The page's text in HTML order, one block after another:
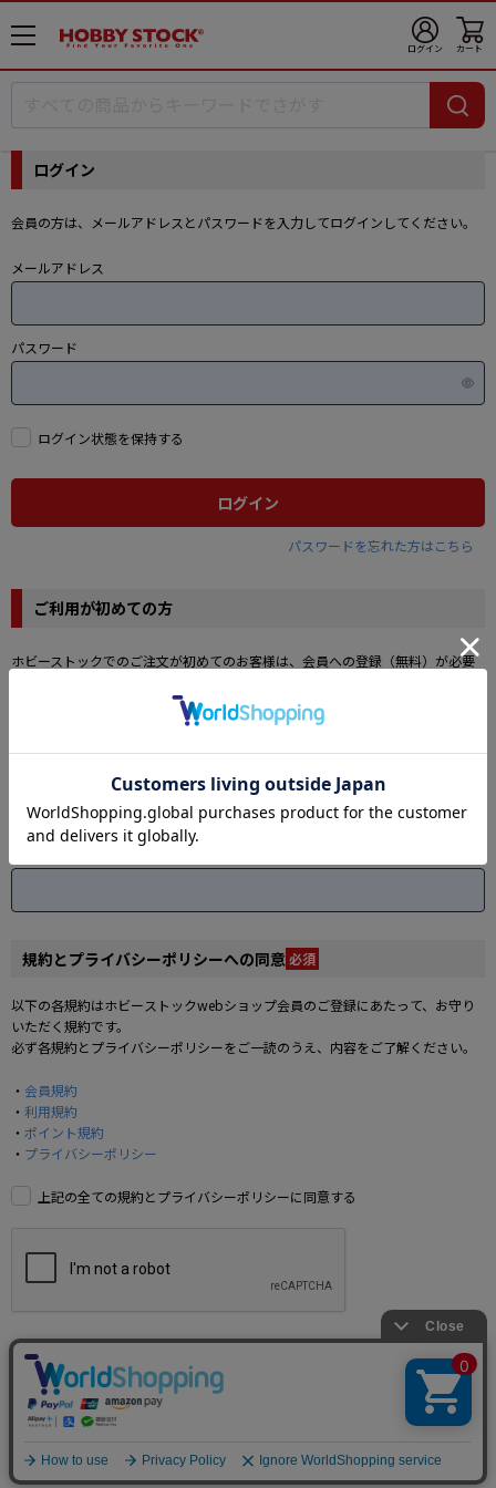
メ
ニ
ュ
開
ログイン カート
ログイン
会員の方は、メールアドレスとパスワードを入力してログインしてください。
メールアドレス
パスワード
ログイン状態を保持する
ログイン
パスワードを忘れた方はこちら
ご利用が初めての方
ホビーストックでのご注文が初めてのお客様は、会員への登録（無料）が必要
登録するメールアドレスを入力してください。
入力したメールアドレスに「認証コード」をお送りします。
メールに記載される「認証コード」は、次の画面で会員情報登録時に入力が必
要になります。
規約とプライバシーポリシーへの同意 必須
以下の各規約はホビーストックwebショップ会員のご登録にあたって、お守り
いただく規約です。
必ず各規約とプライバシーポリシーをご一読のうえ、内容をご了解ください。
会員規約
利用規約
ポイント規約
プライバシーポリシー
上記の全ての規約とプライバシーポリシーに同意する
認証コードを送信し会員情報の入力に進む